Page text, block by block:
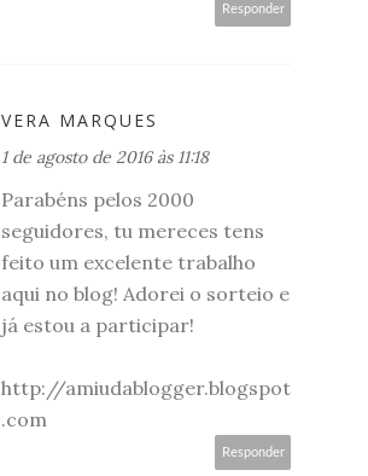
Responder
VERA MARQUES
1 de agosto de 2016 às 11:18
Parabéns pelos 2000
seguidores, tu mereces tens
feito um excelente trabalho
aqui no blog! Adorei o sorteio e
já estou a participar!
http://amiudablogger.blogspot
.com
Responder